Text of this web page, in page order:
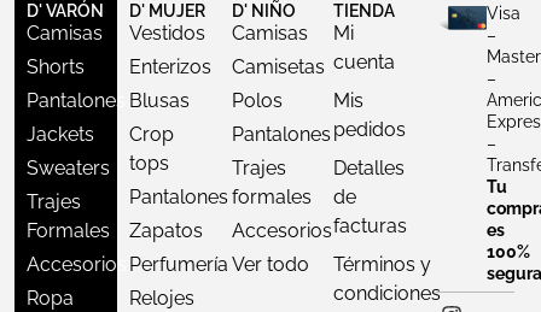
D' VARÓN
Camisas
Shorts
Pantalones
Jackets
Sweaters
Trajes
Formales
Accesorios
Ropa
D' MUJER
Vestidos
Enterizos
Blusas
Crop
tops
Pantalones
Zapatos
Perfumería
Relojes
D' NIÑO
Camisas
Camisetas
Polos
Pantalones
Trajes
formales
Accesorios
Ver todo
TIENDA
Mi
cuenta
Mis
pedidos
Detalles
de
facturas
Términos y
condiciones
Visa
–
–
–
Tu
es
100%
segura